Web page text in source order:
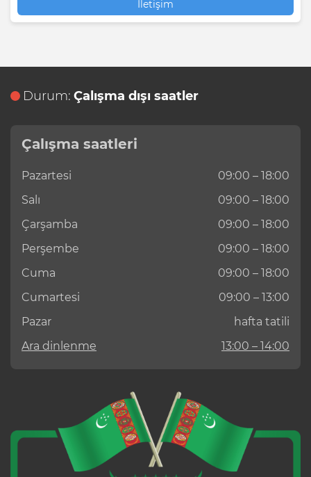
İletişim
Durum: Çalışma dışı saatler
Çalışma saatleri
Pazartesi
09:00 – 18:00
Salı
09:00 – 18:00
Çarşamba
09:00 – 18:00
Perşembe
09:00 – 18:00
Cuma
09:00 – 18:00
Cumartesi
09:00 – 13:00
Pazar
hafta tatili
Ara dinlenme
13:00 – 14:00